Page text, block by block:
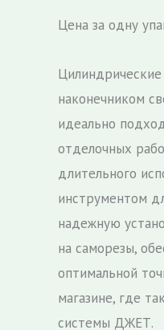
Цена за одну
наконечником
идеально
отделочных
длительного
инструментом
надежную
на саморезы,
оптимальной
магазине, где
системы ДЖЕТ.